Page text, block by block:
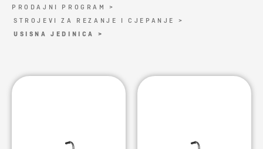
PRODAJNI PROGRAM >
STROJEVI ZA REZANJE I CJEPANJE >
USISNA JEDINICA >